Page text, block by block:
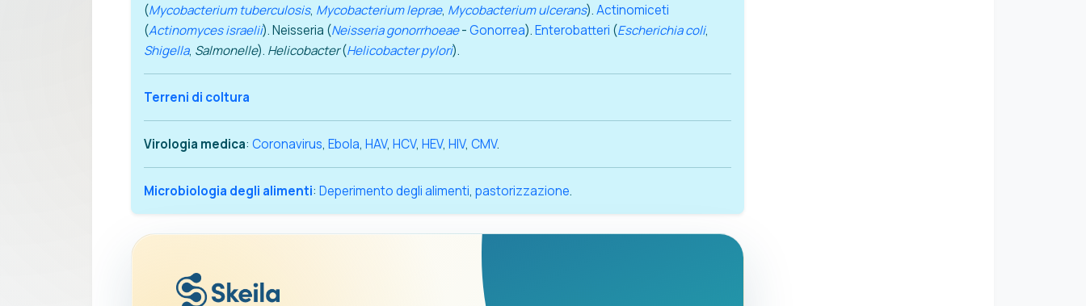
(Mycobacterium tuberculosis, Mycobacterium leprae, Mycobacterium ulcerans).Actinomiceti
(Actinomyces israelii). Neisseria (Neisseria gonorrhoeae-Gonorrea).Enterobatteri (Escherichia coli,
Shigella, Salmonelle). Helicobacter(Helicobacter pylori).
Terreni di coltura
Virologia medica: Coronavirus, Ebola, HAV, HCV, HEV, HIV, CMV.
Microbiologia degli alimenti: Deperimento degli alimenti, pastorizzazione.